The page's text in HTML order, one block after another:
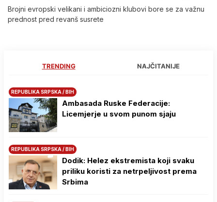
Brojni evropski velikani i ambiciozni klubovi bore se za važnu
prednost pred revanš susrete
TRENDING NAJČITANIJE
REPUBLIKA SRPSKA / BIH
Ambasada Ruske Federacije:
Licemjerje u svom punom sjaju
REPUBLIKA SRPSKA / BIH
Dodik: Helez ekstremista koji svaku
priliku koristi za netrpeljivost prema
Srbima